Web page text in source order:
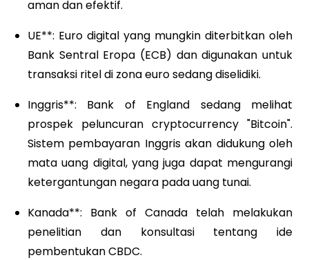
aman dan efektif.
UE**: Euro digital yang mungkin diterbitkan oleh
Bank Sentral Eropa (ECB) dan digunakan untuk
transaksi ritel di zona euro sedang diselidiki.
Inggris**: Bank of England sedang melihat
prospek peluncuran cryptocurrency "Bitcoin".
Sistem pembayaran Inggris akan didukung oleh
mata uang digital, yang juga dapat mengurangi
ketergantungan negara pada uang tunai.
Kanada**: Bank of Canada telah melakukan
penelitian dan konsultasi tentang ide
pembentukan CBDC.